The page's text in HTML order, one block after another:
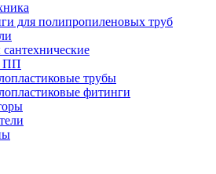
для полипропиленовых труб
ПП
трубы
фитинги